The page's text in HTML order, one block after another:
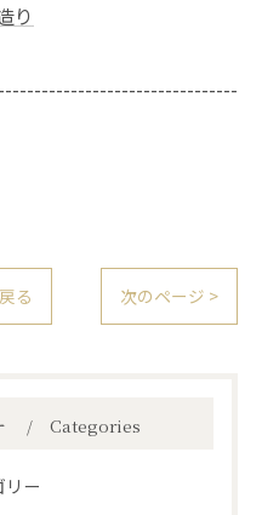
り
る 次のページ >
Categories
リー